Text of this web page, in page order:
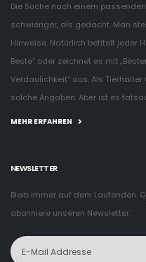
Die Suche nach einem
schwieriger, als gedacht. Man
Hinweise. Natürlich betitelt jeder
Beste“ oder zeichnet es mit
Verdaulichkeit“ aus. Als
solche Angaben. Aber ist es
MEHR ERFAHREN
NEWSLETTER
Bleib immer auf dem Laufenden.
abonniere unseren Newsletter.